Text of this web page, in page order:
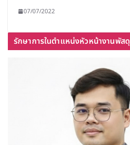
07/07/2022
รักษาการในตำแหน่งหัวหน้างานพัสดุ